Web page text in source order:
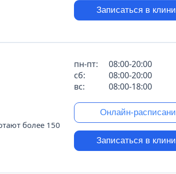
Записаться в
более 150
пн-пт:
08:00-20:00
сб:
08:00-20:00
вс:
08:00-18:00
Онлайн-
Записаться в